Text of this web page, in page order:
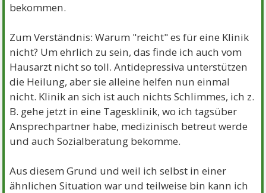
bekommen.
Zum Verständnis: Warum "reicht" es für eine Klinik
nicht? Um ehrlich zu sein, das finde ich auch vom
Hausarzt nicht so toll. Antidepressiva unterstützen
die Heilung, aber sie alleine helfen nun einmal
nicht. Klinik an sich ist auch nichts Schlimmes, ich z.
B. gehe jetzt in eine Tagesklinik, wo ich tagsüber
Ansprechpartner habe, medizinisch betreut werde
und auch Sozialberatung bekomme.
Aus diesem Grund und weil ich selbst in einer
ähnlichen Situation war und teilweise bin kann ich